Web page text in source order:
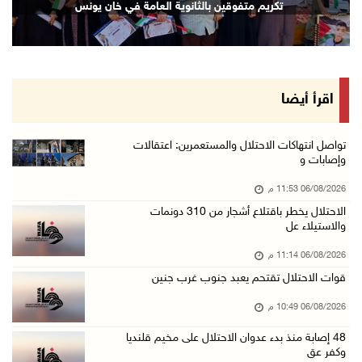
06/آب/2026 09:13 م
ورشة توصي بخطة عاجلة لاستعادة التعليم الوجاهي ...
الرئيس يستقبل مجلس بلدية رام الله ويشدد على د ...
جماهير شعبنا تشيع جثمان الشهيد علاء صبيح في ت ...
الاحتلال يوسع حملات الدهم والاعتقال في قلنديا ...
06/آب/2026 08:06 م
الرئيس المصري وملك البحرين يشددان على ضرورة ت ...
رابطة العالم الإسلامي تدين تواصل انتهاكات الا ...
تكريم متفوقين بالثانوية العامة في خان يونس
اقرأ أيضا
تواصل انتهاكات الاحتلال والمستعمرين: اعتقالات
وإصابات و
06/08/2026 11:53 م
الاحتلال يخطر باقتلاع أشجار من 310 دونمات
والاستيلاء عل
06/08/2026 11:14 م
قوات الاحتلال تقتحم يعبد جنوب غرب جنين
06/08/2026 10:49 م
48 إصابة منذ بدء عدوان الاحتلال على مخيم قلنديا
وكفر عق